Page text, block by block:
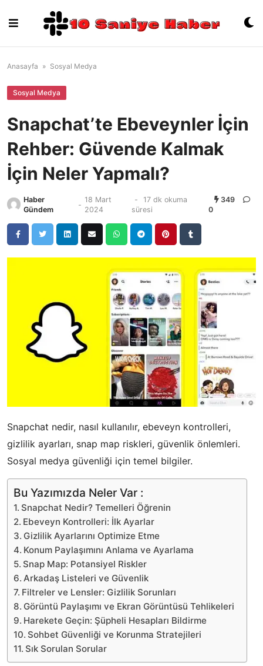
content
Anasayfa » Sosyal Medya
Sosyal Medya
Snapchat’te Ebeveynler İçin
Rehber: Güvende Kalmak
İçin Neler Yapmalı?
Haber
Gündem
-
18 Mart
2024
-
17 dk okuma
süresi
349
0
Snapchat nedir, nasıl kullanılır, ebeveyn kontrolleri,
gizlilik ayarları, snap map riskleri, güvenlik önlemleri.
Sosyal medya güvenliği için temel bilgiler.
Bu Yazımızda Neler Var :
Snapchat Nedir? Temelleri Öğrenin
Ebeveyn Kontrolleri: İlk Ayarlar
Gizlilik Ayarlarını Optimize Etme
Konum Paylaşımını Anlama ve Ayarlama
Snap Map: Potansiyel Riskler
Arkadaş Listeleri ve Güvenlik
Filtreler ve Lensler: Gizlilik Sorunları
Görüntü Paylaşımı ve Ekran Görüntüsü Tehlikeleri
Harekete Geçin: Şüpheli Hesapları Bildirme
Sohbet Güvenliği ve Korunma Stratejileri
Sık Sorulan Sorular